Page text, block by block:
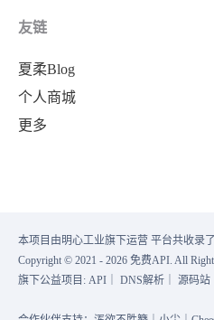
友链
夏柔Blog
个人商城
更多
本项目由明心工业旗下运营 平台共收录
Copyright © 2021 - 2026 免费API. All
旗下公益项目: API DNS解析 源码站